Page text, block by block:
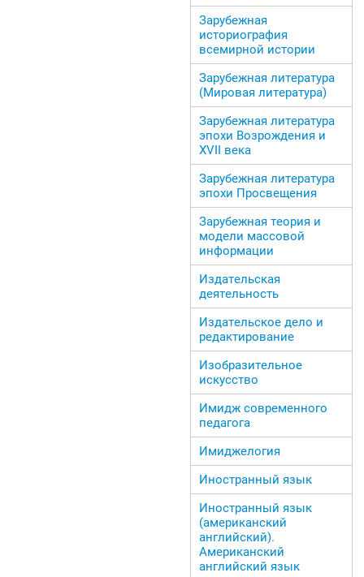
Зарубежная
историография
всемирной истории
Зарубежная литература
(Мировая литература)
Зарубежная литература
эпохи Возрождения и
ХVII века
Зарубежная литература
эпохи Просвещения
Зарубежная теория и
модели массовой
информации
Издательская
деятельность
Издательское дело и
редактирование
Изобразительное
искусство
Имидж современного
педагога
Имиджелогия
Иностранный язык
Иностранный язык
(американский
английский).
Американский
английский язык